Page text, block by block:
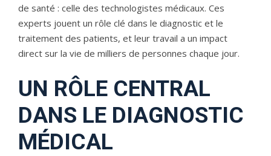
de santé : celle des technologistes médicaux. Ces
experts jouent un rôle clé dans le diagnostic et le
traitement des patients, et leur travail a un impact
direct sur la vie de milliers de personnes chaque jour.
UN RÔLE CENTRAL
DANS LE DIAGNOSTIC
MÉDICAL